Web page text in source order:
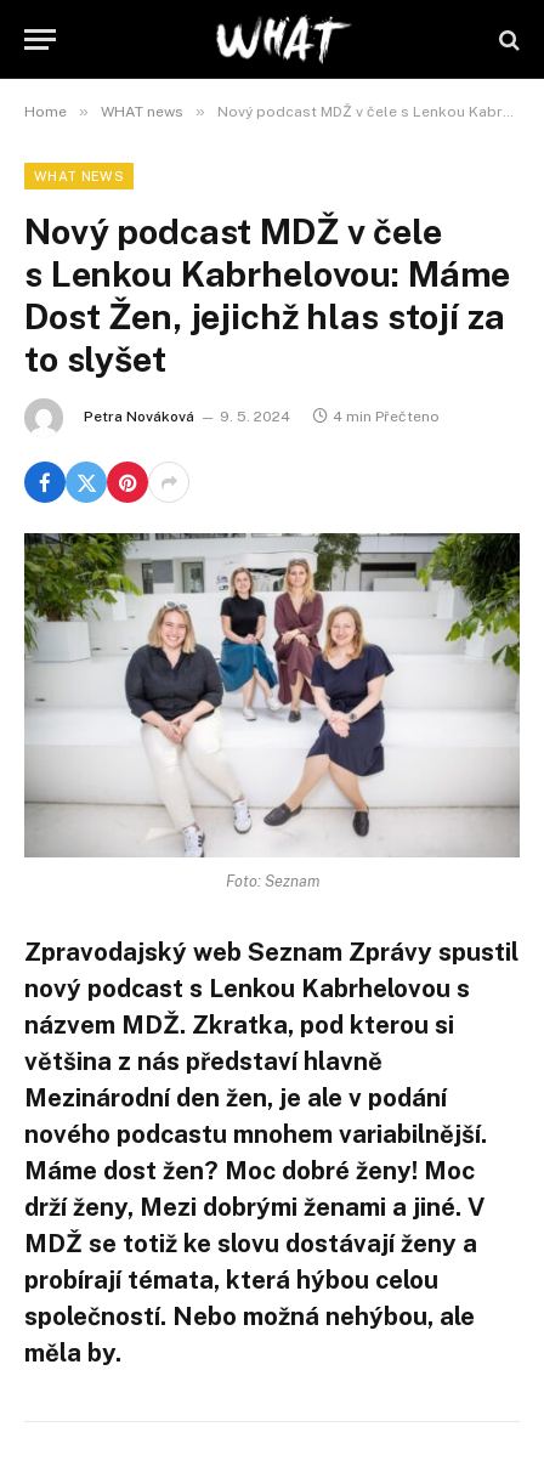
Home » WHAT news » Nový podcast MDŽ v čele s Lenkou Kabrhelovou: Máme Dost Žen, jejichž hlas stojí za to slyšet
WHAT NEWS
Nový podcast MDŽ v čele
s Lenkou Kabrhelovou: Máme
Dost Žen, jejichž hlas stojí za
to slyšet
Petra Nováková 9. 5. 2024 4 min Přečteno
Foto: Seznam
Zpravodajský web Seznam Zprávy spustil
nový podcast s Lenkou Kabrhelovou s
názvem MDŽ. Zkratka, pod kterou si
většina z nás představí hlavně
Mezinárodní den žen, je ale v podání
nového podcastu mnohem variabilnější.
Máme dost žen? Moc dobré ženy! Moc
drží ženy, Mezi dobrými ženami a jiné. V
MDŽ se totiž ke slovu dostávají ženy a
probírají témata, která hýbou celou
společností. Nebo možná nehýbou, ale
měla by.